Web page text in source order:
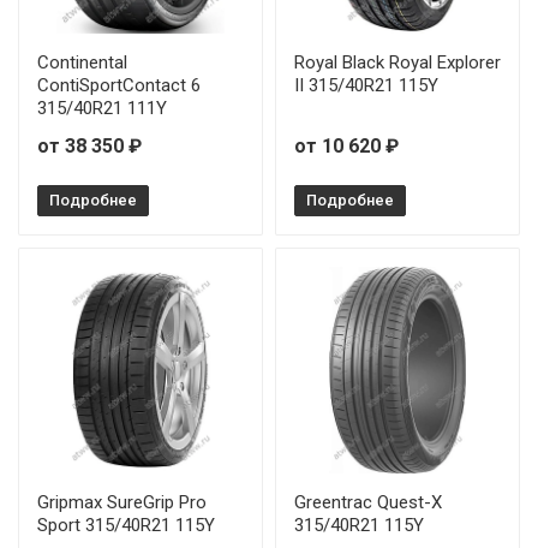
Continental
ContiSportContact 6
315/40R21 111Y
от 38 350 ₽
Подробнее
Royal Black Royal Explorer
II 315/40R21 115Y
от 10 620 ₽
Подробнее
Gripmax SureGrip Pro
Sport 315/40R21 115Y
Greentrac Quest-X
315/40R21 115Y